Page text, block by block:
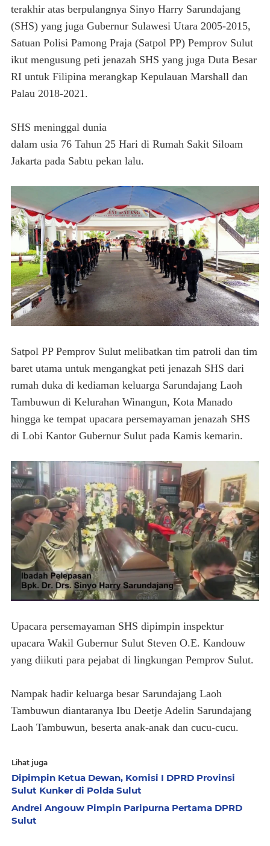
terakhir atas berpulangnya Sinyo Harry Sarundajang
(SHS) yang juga Gubernur Sulawesi Utara 2005-2015,
Satuan Polisi Pamong Praja (Satpol PP) Pemprov Sulut
ikut mengusung peti jenazah SHS yang juga Duta Besar
RI untuk Filipina merangkap Kepulauan Marshall dan
Palau 2018-2021.
SHS meninggal dunia
dalam usia 76 Tahun 25 Hari di Rumah Sakit Siloam
Jakarta pada Sabtu pekan lalu.
Satpol PP Pemprov Sulut melibatkan tim patroli dan tim
baret utama untuk mengangkat peti jenazah SHS dari
rumah duka di kediaman keluarga Sarundajang Laoh
Tambuwun di Kelurahan Winangun, Kota Manado
hingga ke tempat upacara persemayaman jenazah SHS
di Lobi Kantor Gubernur Sulut pada Kamis kemarin.
Upacara persemayaman SHS dipimpin inspektur
upacara Wakil Gubernur Sulut Steven O.E. Kandouw
yang diikuti para pejabat di lingkungan Pemprov Sulut.
Nampak hadir keluarga besar Sarundajang Laoh
Tambuwun diantaranya Ibu Deetje Adelin Sarundajang
Laoh Tambuwun, beserta anak-anak dan cucu-cucu.
Lihat juga
Dipimpin Ketua Dewan, Komisi I DPRD Provinsi
Sulut Kunker di Polda Sulut
Andrei Angouw Pimpin Paripurna Pertama DPRD
Sulut